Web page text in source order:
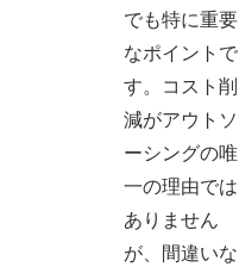
でも特に重要
なポイントで
す。コスト削
減がアウトソ
ーシングの唯
一の理由では
ありません
が、間違いな